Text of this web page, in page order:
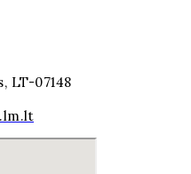
LT-07148